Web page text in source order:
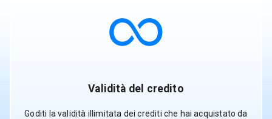
Validità del credito
Goditi la validità illimitata dei crediti che hai acquistato da